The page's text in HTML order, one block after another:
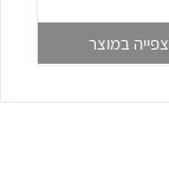
צפייה במוצר